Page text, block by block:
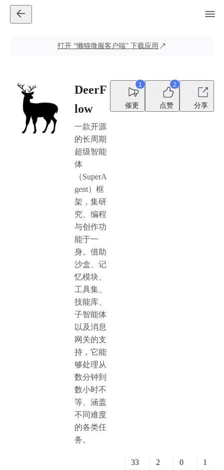
打开 “懒猫微服客户端” 下载应用
DeerF
low
一款开源
的长周期
超级智能
体
（SuperA
gent）框
架，集研
究、编程
与创作功
能于一
身。借助
沙盒、记
忆模块、
工具集、
技能库、
子智能体
以及消息
网关的支
持，它能
够处理从
数分钟到
数小时不
等、涵盖
不同难度
的各类任
务。
1
催更
2
点赞 分享
33
2
0
1